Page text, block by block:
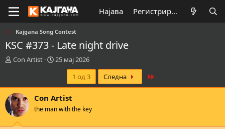
Најава Регистрирај се
Kajgana Song Contest
KSC #373 - Late night drive
К
а
т
о
р
н
Con Artist
В
м
е
а
25 мај 2026
1 од 3
Следна
Con Artist
the man with the key